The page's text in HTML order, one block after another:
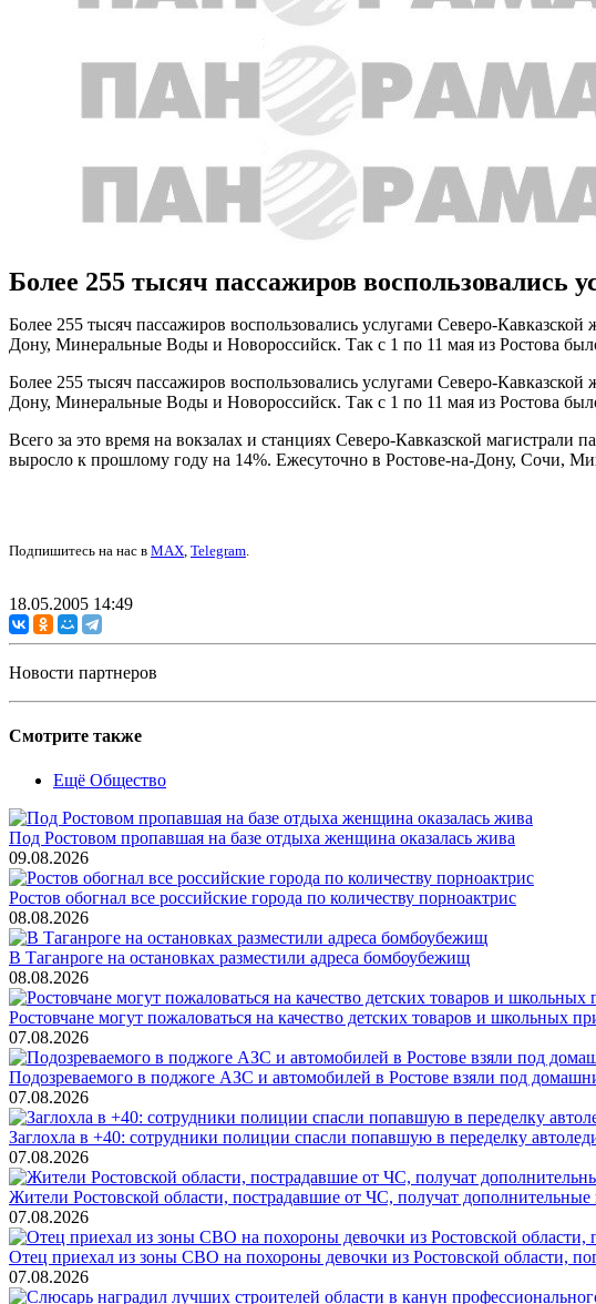
Более 255 тысяч пассажиров
Более 255 тысяч пассажиров воспользовались услугами Северо-
Дону, Минеральные Воды и Новороссийск. Так с 1 по 11 мая из Ростова
Более 255 тысяч пассажиров воспользовались услугами Северо-
Дону, Минеральные Воды и Новороссийск. Так с 1 по 11 мая из Ростова
Всего за это время на вокзалах и станциях Северо-Кавказской магистрали
выросло к прошлому году на 14%. Ежесуточно в Ростове-на-Дону, Сочи,
Подпишитесь на нас в MAX, Telegram.
18.05.2005 14:49
Новости партнеров
Смотрите также
Ещё Общество
Под Ростовом пропавшая на базе отдыха женщина оказалась жива
09.08.2026
Ростов обогнал все российские города по количеству порноактрис
08.08.2026
В Таганроге на остановках разместили адреса бомбоубежищ
08.08.2026
Ростовчане могут пожаловаться на качество детских товаров и школьных
07.08.2026
Подозреваемого в поджоге АЗС и автомобилей в Ростове взяли под
07.08.2026
Заглохла в +40: сотрудники полиции спасли попавшую в переделку
07.08.2026
Жители Ростовской области, пострадавшие от ЧС, получат
07.08.2026
Отец приехал из зоны СВО на похороны девочки из Ростовской области,
07.08.2026